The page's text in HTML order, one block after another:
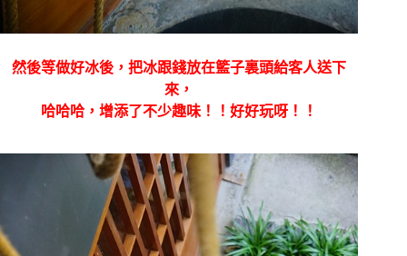
然後等做好冰後，把冰跟錢放在籃子裏頭給客人送下
來，
哈哈哈，增添了不少趣味！！好好玩呀！！